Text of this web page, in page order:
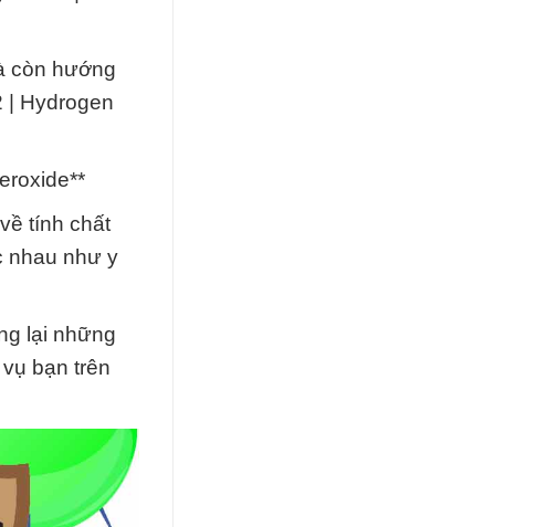
còn hướng
| Hydrogen
tính chất
nhau như y
lại những
bạn trên